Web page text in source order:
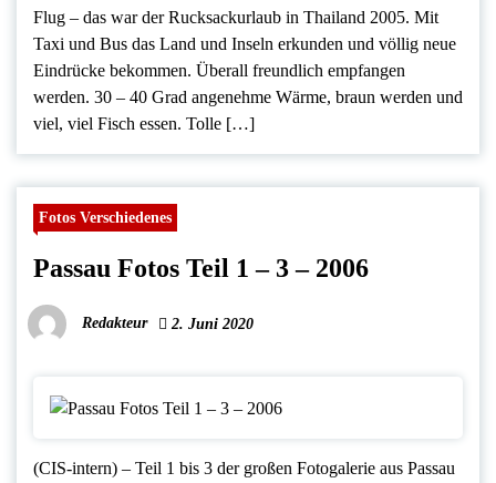
Flug – das war der Rucksackurlaub in Thailand 2005. Mit
Taxi und Bus das Land und Inseln erkunden und völlig neue
Eindrücke bekommen. Überall freundlich empfangen
werden. 30 – 40 Grad angenehme Wärme, braun werden und
viel, viel Fisch essen. Tolle […]
Fotos Verschiedenes
Passau Fotos Teil 1 – 3 – 2006
Redakteur 2. Juni 2020
(CIS-intern) – Teil 1 bis 3 der großen Fotogalerie aus Passau